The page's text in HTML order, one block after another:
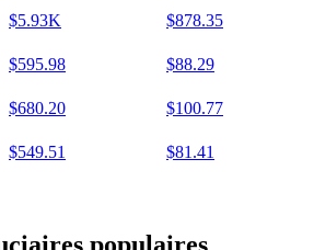
$5.93K $878.35
$595.98 $88.29
$680.20 $100.77
$549.51 $81.41